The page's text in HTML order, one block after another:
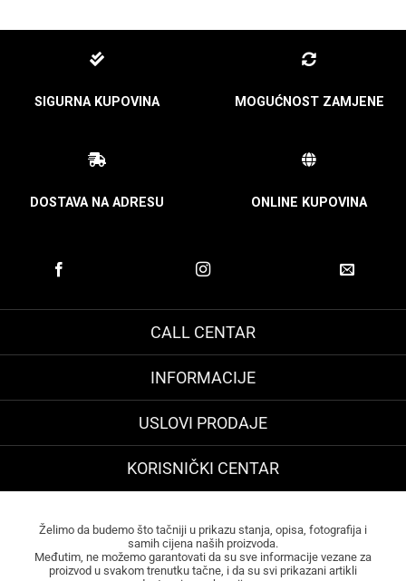
SIGURNA KUPOVINA MOGUĆNOST ZAMJENE
DOSTAVA NA ADRESU ONLINE KUPOVINA
CALL CENTAR
INFORMACIJE
USLOVI PRODAJE
KORISNIČKI CENTAR
Želimo da budemo što tačniji u prikazu stanja, opisa, fotografija i
samih cijena naših proizvoda.
Međutim, ne možemo garantovati da su sve informacije vezane za
proizvod u svakom trenutku tačne, i da su svi prikazani artikli